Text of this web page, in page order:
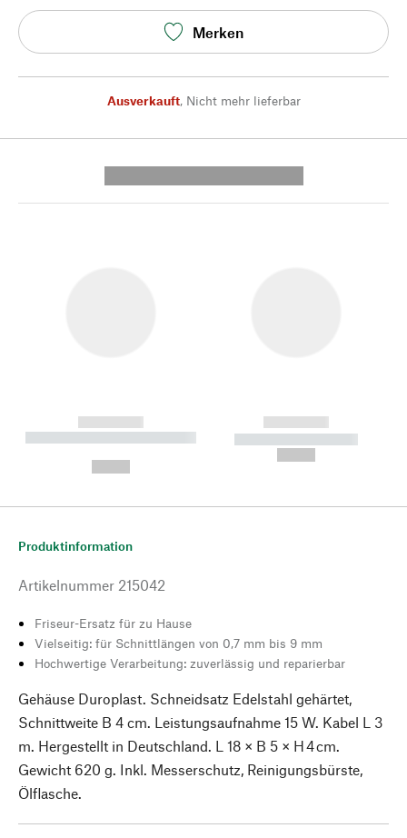
Merken
Ausverkauft, Nicht mehr lieferbar
------------
----------- ----------- --------
------------
----------- -----------
Produktinformation
Artikelnummer 215042
Friseur-Ersatz für zu Hause
Vielseitig: für Schnittlängen von 0,7 mm bis 9 mm
Hochwertige Verarbeitung: zuverlässig und reparierbar
Gehäuse Duroplast. Schneidsatz Edelstahl gehärtet,
Schnittweite B 4 cm. Leistungsaufnahme 15 W. Kabel L 3
m. Hergestellt in Deutschland. L 18 × B 5 × H 4 cm.
Gewicht 620 g. Inkl. Messerschutz, Reinigungsbürste,
Ölflasche.